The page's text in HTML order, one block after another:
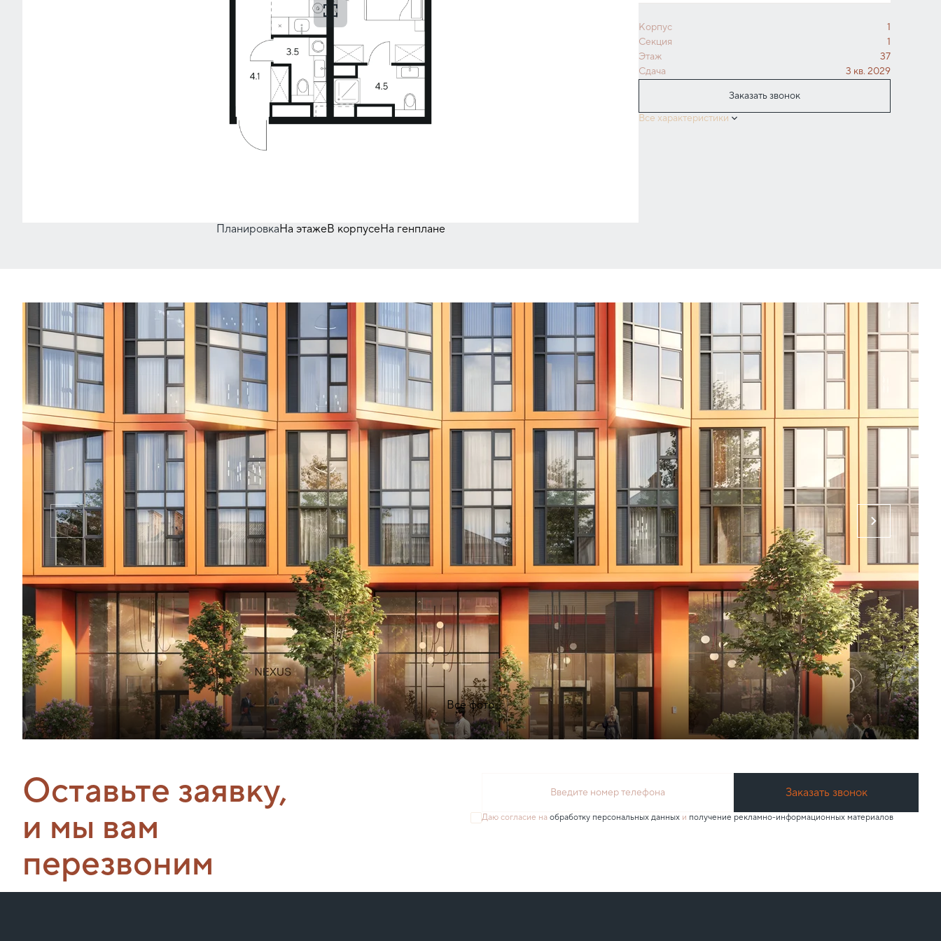
ПланировкаНа этажеВ корпусеНа генплане
Корпус
1
Секция
1
Этаж
37
Сдача
3 кв. 2029
Заказать звонок
Все характеристики
Все фото
Оставьте заявку,
и мы вам
перезвоним
Введите номер телефона Заказать звонок
Даю согласие на обработку персональных данныхи получение рекламно-информационных материалов